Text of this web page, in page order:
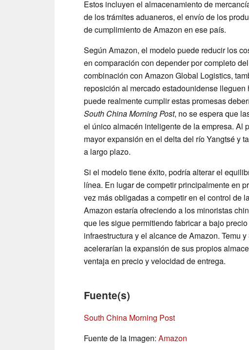
Estos incluyen el almacenamiento de
de los trámites aduaneros, el envío de los
de cumplimiento de Amazon en ese país.
Según Amazon, el modelo puede reducir los
en comparación con depender por completo
combinación con Amazon Global Logistics,
reposición al mercado estadounidense
puede realmente cumplir estas promesas
South China Morning Post, no se espera que
el único almacén inteligente de la empresa. Al
mayor expansión en el delta del río Yangtsé y
a largo plazo.
Si el modelo tiene éxito, podría alterar el
línea. En lugar de competir principalmente en
vez más obligadas a competir en el control de
Amazon estaría ofreciendo a los minoristas
que les sigue permitiendo fabricar a bajo
infraestructura y el alcance de Amazon. Temu
acelerarían la expansión de sus propios
ventaja en precio y velocidad de entrega.
Fuente(s)
South China Morning Post
Fuente de la imagen: Amazon